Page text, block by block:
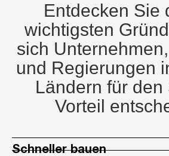
Entdecken Sie
wichtigsten
sich
und Regierungen
Ländern für den
Vorteil
Schneller bauen